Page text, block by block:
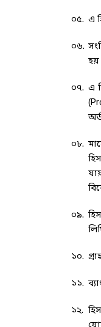
০৫. এ
০৬.
০৭. এ
০৮.
০৯.
১০.
১১.
১২.